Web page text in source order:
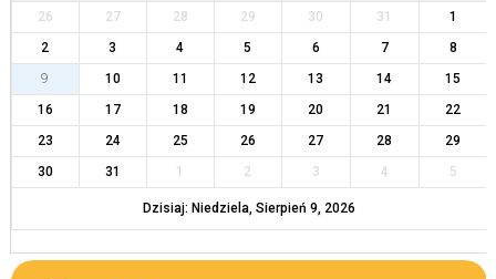
26 27 28 29 30 31
1
2
3 4 5 6 7
8
9
10 11 12 13 14
15
16
17 18 19 20 21
22
23
24 25 26 27 28
29
30
31 1 2 3 4 5
Dzisiaj: Niedziela, Sierpień 9, 2026